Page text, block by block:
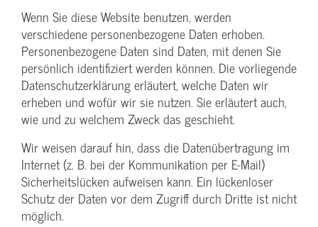
Wenn Sie diese Website benutzen, werden
verschiedene personenbezogene Daten erhoben.
Personenbezogene Daten sind Daten, mit denen Sie
persönlich identifiziert werden können. Die vorliegende
Datenschutzerklärung erläutert, welche Daten wir
erheben und wofür wir sie nutzen. Sie erläutert auch,
wie und zu welchem Zweck das geschieht.
Wir weisen darauf hin, dass die Datenübertragung im
Internet (z. B. bei der Kommunikation per E-Mail)
Sicherheitslücken aufweisen kann. Ein lückenloser
Schutz der Daten vor dem Zugriff durch Dritte ist nicht
möglich.